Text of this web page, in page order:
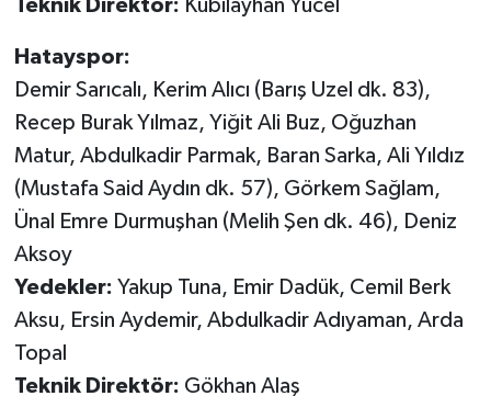
Teknik Direktör: Kubilayhan Yücel
Hatayspor:
Demir Sarıcalı, Kerim Alıcı (Barış Uzel dk. 83),
Recep Burak Yılmaz, Yiğit Ali Buz, Oğuzhan
Matur, Abdulkadir Parmak, Baran Sarka, Ali Yıldız
(Mustafa Said Aydın dk. 57), Görkem Sağlam,
Ünal Emre Durmuşhan (Melih Şen dk. 46), Deniz
Aksoy
Yedekler: Yakup Tuna, Emir Dadük, Cemil Berk
Aksu, Ersin Aydemir, Abdulkadir Adıyaman, Arda
Topal
Teknik Direktör: Gökhan Alaş